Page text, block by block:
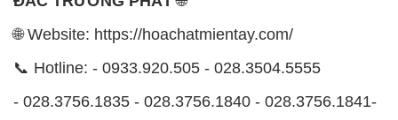
0902.765.866
📧 Email: hoachat@dactruongphat.vn